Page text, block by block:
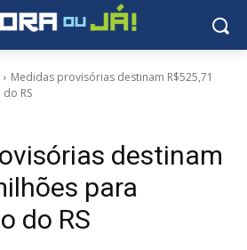
Medidas provisórias destinam R$525,71
RS
destinam
para
do RS